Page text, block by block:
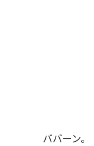
ババーン。